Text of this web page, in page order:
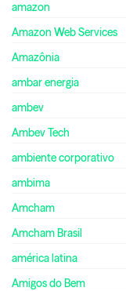
amazon
Amazon Web Services
Amazônia
ambar energia
ambev
Ambev Tech
ambiente corporativo
ambima
Amcham
Amcham Brasil
américa latina
Amigos do Bem